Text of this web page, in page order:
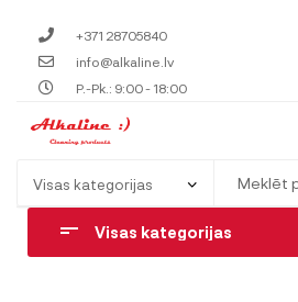
+371 28705840
info@alkaline.lv
P.-Pk.: 9:00 - 18:00
Visas kategorijas